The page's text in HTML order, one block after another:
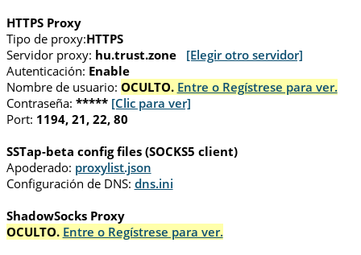
HTTPS Proxy
Tipo de proxy:HTTPS
Servidor proxy: hu.trust.zone
[Elegir otro servidor]
Autenticación: Enable
Nombre de usuario: OCULTO. Entre o Regístrese para ver.
Contraseña: ***** [Clic para ver]
Port: 1194, 21, 22, 80
SSTap-beta config files (SOCKS5 client)
Apoderado: proxylist.json
Configuración de DNS: dns.ini
ShadowSocks Proxy
OCULTO. Entre o Regístrese para ver.